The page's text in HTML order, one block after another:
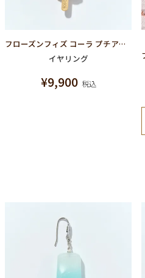
フローズンフィズ コーラ プチアイスキャンディー イヤリング
イヤリング
¥9,900 税込